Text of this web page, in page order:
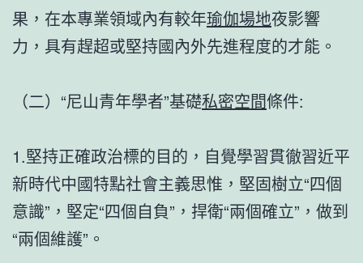
果，在本專業領域內有較年瑜伽場地夜影響
力，具有趕超或堅持國內外先進程度的才能。
（二）“尼山青年學者”基礎私密空間條件:
1.堅持正確政治標的目的，自覺學習貫徹習近平
新時代中國特點社會主義思惟，堅固樹立“四個
意識”，堅定“四個自負”，捍衛“兩個確立”，做到
“兩個維護”。